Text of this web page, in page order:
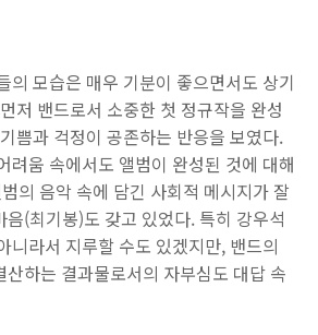
의 모습은 매우 기분이 좋으면서도 상기
저 밴드로서 소중한 첫 정규작을 완성
쁨과 걱정이 공존하는 반응을 보였다.
려움 속에서도 앨범이 완성된 것에 대해
의 음악 속에 담긴 사회적 메시지가 잘
(최기봉)도 갖고 있었다. 특히 강우석
니라서 지루할 수도 있겠지만, 밴드의
하는 결과물로서의 자부심도 대답 속